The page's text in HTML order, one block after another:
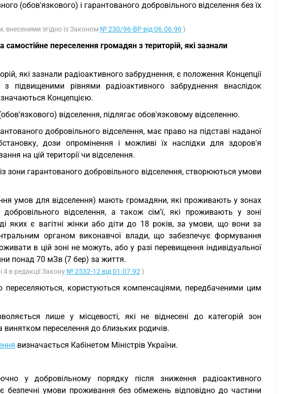
(обов'язкового) і гарантованого добровільного відселення без їх
внесеними згідно із Законом № 230/96-ВР від 06.06.96)
самостійне переселення громадян з територій, які зазнали
які зазнали радіоактивного забруднення, є положення Концепції
підвищеними рівнями радіоактивного забруднення внаслідок
Концепцією.
відселення, підлягає обов'язковому відселенню.
добровільного відселення, має право на підставі наданої
дози опромінення і можливі їх наслідки для здоров'я
на цій території чи відселення.
зони гарантованого добровільного відселення, створюються умови
умов для відселення) мають громадяни, які проживають у зонах
відселення, а також сім'ї, які проживають у зоні
яких є вагітні жінки або діти до 18 років, за умови, що вони за
органом виконавчої влади, що забезпечує формування
в цій зоні не можуть, або у разі перевищення індивідуальної
понад 70 мЗв (7 бер) за життя.
4 в редакції Закону № 2532-12 від 01.07.92 )
переселяються, користуються компенсаціями, передбаченими цим
лише у місцевості, які не віднесені до категорій зон
винятком переселення до близьких родичів.
визначається Кабінетом Міністрів України.
у добровільному порядку після зниження радіоактивного
безпечні умови проживання без обмежень відповідно до частини